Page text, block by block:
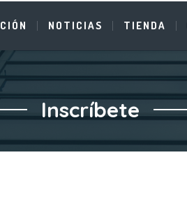
NOTICIAS TIENDA
Inscríbete